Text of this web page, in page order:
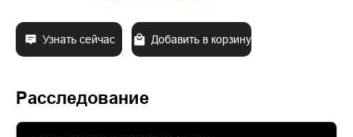
Узнать сейчас Добавить в корзину
Расследование